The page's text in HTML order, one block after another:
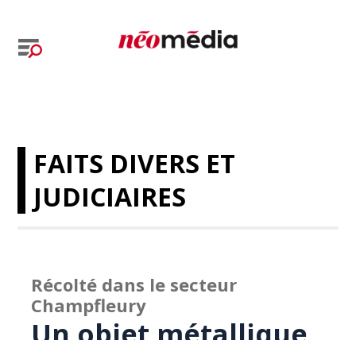
FAITS DIVERS ET
JUDICIAIRES
Récolté dans le secteur
Champfleury